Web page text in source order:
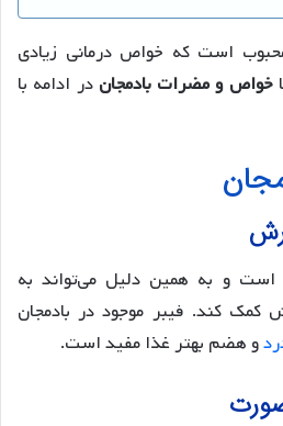
است که خواص درمانی زیادی
خواص و مضرات بادمجان در ادامه با
است و به همین دلیل می‌تواند به
کمک کند. فیبر موجود در بادمجان
و هضم بهتر غذا مفید است.